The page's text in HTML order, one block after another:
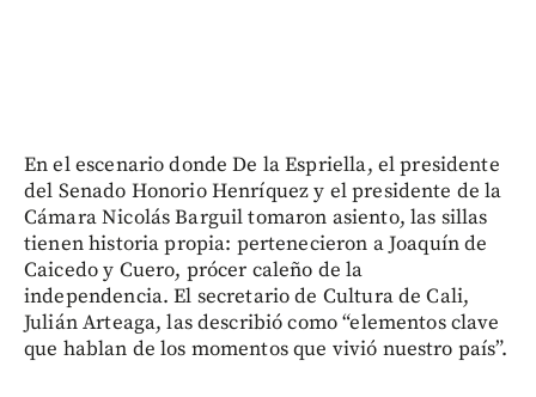
En el escenario donde De la Espriella, el presidente
del Senado Honorio Henríquez y el presidente de la
Cámara Nicolás Barguil tomaron asiento, las sillas
tienen historia propia: pertenecieron a Joaquín de
Caicedo y Cuero, prócer caleño de la
independencia. El secretario de Cultura de Cali,
Julián Arteaga, las describió como “elementos clave
que hablan de los momentos que vivió nuestro país”.